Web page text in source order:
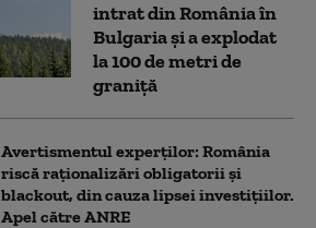
intrat din România în
Bulgaria şi a explodat
la 100 de metri de
graniţă
Avertismentul experților: România
riscă raționalizări obligatorii și
blackout, din cauza lipsei investițiilor.
Apel către ANRE